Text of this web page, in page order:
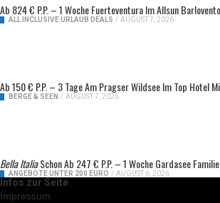
Ab 824 € P.P. – 1 Woche Fuerteventura Im Allsun
ALL INCLUSIVE URLAUB DEALS / AUGUST 7, 2026
Ab 150 € P.P. – 3 Tage Am Pragser Wildsee Im Top Hotel
BERGE & SEEN / AUGUST 7, 2026
Bella ItaliaSchon Ab 247 € P.P. – 1 Woche Gardasee
ANGEBOTE UNTER 200 EURO / AUGUST 6, 2026
Infos zur Seite
Impressum